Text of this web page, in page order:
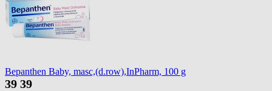
Bepanthen Baby, masc,(d.row),InPharm, 100 g
39 39